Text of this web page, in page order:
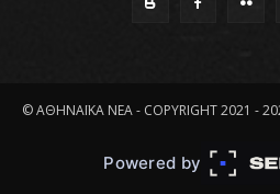
© ΑΘΗΝΑΪΚΑ ΝΕΑ - COPYRIGHT 2021 -
Powered by